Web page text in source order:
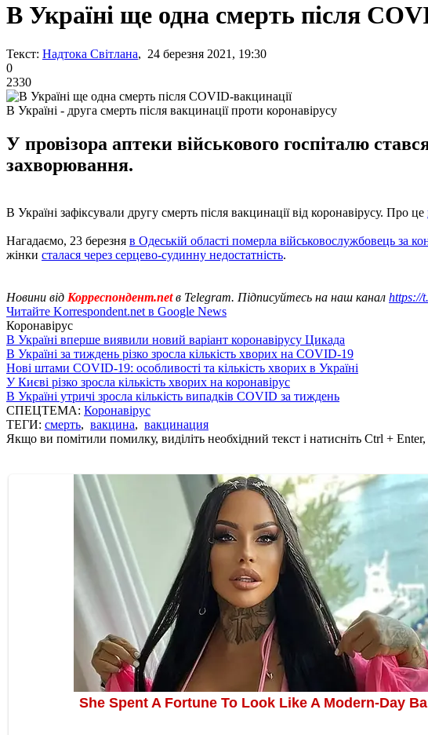
В Україні ще одна смерть після
Текст: Надтока Світлана, 24 березня 2021, 19:30
0
2330
В Україні - друга смерть після вакцинації проти коронавірусу
У провізора аптеки військового госпіталю
захворювання.
В Україні зафіксували другу смерть після вакцинації від коронавірусу. Про це
Нагадаємо, 23 березня в Одеській області померла військовослужбовець за
жінки сталася через серцево-судинну недостатність.
Новини від Корреспондент.netв Telegram. Підписуйтесь на наш канал https://
Читайте Korrespondent.net в Google News
Коронавірус
В Україні вперше виявили новий варіант коронавірусу Цикада
В Україні за тиждень різко зросла кількість хворих на COVID-19
Нові штами COVID-19: особливості та кількість хворих в Україні
У Києві різко зросла кількість хворих на коронавірус
В Україні утричі зросла кількість випадків COVID за тиждень
СПЕЦТЕМА: Коронавірус
ТЕГИ: смерть, вакцина, вакцинация
Якщо ви помітили помилку, виділіть необхідний текст і натисніть Ctrl +